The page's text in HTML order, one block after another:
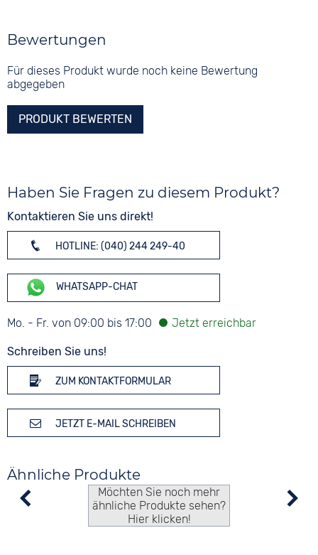
Bewertungen
Für dieses Produkt wurde noch keine Bewertung
abgegeben
PRODUKT BEWERTEN
Haben Sie Fragen zu diesem Produkt?
Kontaktieren Sie uns direkt!
HOTLINE: (040) 244 249-40
WHATSAPP-CHAT
Mo. - Fr. von 09:00 bis 17:00
Schreiben Sie uns!
ZUM KONTAKTFORMULAR
JETZT E-MAIL SCHREIBEN
Ähnliche Produkte
Möchten Sie noch mehr
ähnliche Produkte sehen?
Hier klicken!